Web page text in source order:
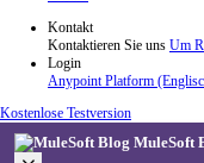
Kontakt
Kontaktieren Sie uns Um
Login
Anypoint Platform
Kostenlose Testversion
MuleSoft